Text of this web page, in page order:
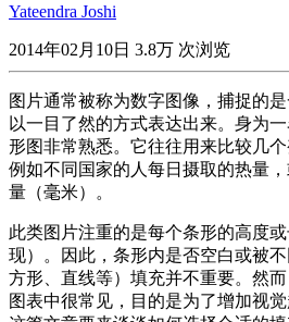
Yateendra Joshi
2014年02月10日 3.8万 次浏览
图片通常被称为数字图像，捕捉的
以一目了然的方式表达出来。身为
形图非常熟悉。它往往用来比较几
例如不同国家的人每日摄取的热量
量（毫米）。
此类图片注重的是每个条形的高度
现）。因此，条形内是否空白或被
方形、直线等）填充并不重要。然
图表中很常见，目的是为了增加视